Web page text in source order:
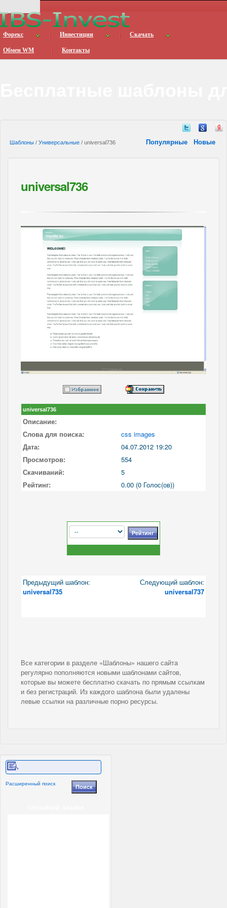
Форекс Инвестиции Скачать
Обмен WM Контакты
Шаблоны / Универсальные / universal736 Популярные Новые
universal736
universal736
Описание:
Слова для поиска:
css images
Дата:
04.07.2012 19:20
Просмотров:
554
Скачиваний:
5
Рейтинг:
0.00 (0 Голос(ов))
Предыдущий шаблон:
universal735
Следующий шаблон:
universal737
Все категории в разделе «Шаблоны» нашего сайта
регулярно пополняются новыми шаблонами сайтов,
которые вы можете бесплатно скачать по прямым ссылкам
и без регистраций. Из каждого шаблона были удалены
левые ссылки на различные порно ресурсы.
Расширенный поиск